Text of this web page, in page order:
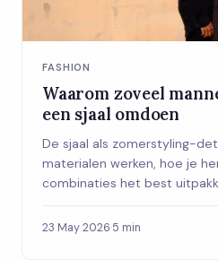
FASHION
Waarom zoveel
een sjaal omdoen
De sjaal als zomerstyling-
materialen werken, hoe je
combinaties het best
23 May 2026·5 min